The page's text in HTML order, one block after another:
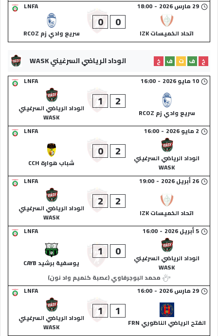
LNFA
29 مارس 2026 -
18:00
اتحاد الخميسات IZK
0
0
سريع وادي زم RCOZ
الوداد الرياضي السرغيني WASK خ ف ت ف
خ
LNFA
10 مايو 2026 -
16:00
سريع وادي زم RCOZ
2
1
الوداد الرياضي السرغيني
WASK
LNFA
2 مايو 2026 -
16:00
الوداد الرياضي السرغيني
WASK
2
0
شباب هوارة CCH
LNFA
26 أبريل 2026 -
19:00
اتحاد الخميسات IZK
2
2
الوداد الرياضي السرغيني
WASK
LNFA
5 أبريل 2026 -
16:00
الوداد الرياضي السرغيني
WASK
0
1
يوسفية برشيد CAYB
محمد البوجرفاوي (عصبة كلميم واد نون)
LNFA
29 مارس 2026 -
16:00
الفتح الرياضي الناظوري FRN
1
1
الوداد الرياضي السرغيني
WASK